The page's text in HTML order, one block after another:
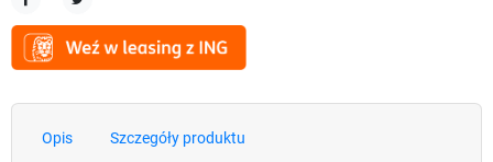
Opis Szczegóły produktu